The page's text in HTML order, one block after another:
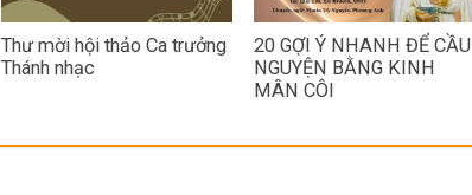
Thư mời hội thảo Ca trưởng
Thánh nhạc
20 GỢI Ý NHANH ĐỂ CẦU
NGUYỆN BẰNG KINH
MÂN CÔI